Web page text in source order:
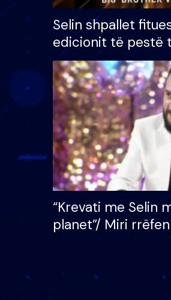
Selin shpallet
edicionit të pestë
Brother VIP,
çmimin e madh
mijë eurosh
“Krevati me Selin
planet”/ Miri
bukura në